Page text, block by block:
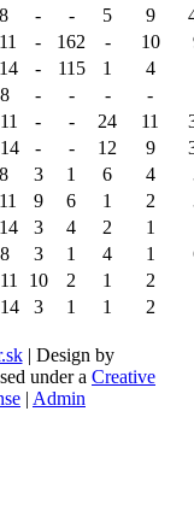
- - 5 9
- 162 - 10
- 115 1
4
- - -
-
- - 24 11
- - 12 9
3 1 6 4
9 6 1 2
3 4 2 1
3 1 4 1
10 2 1 2
3 1 1 2
| Design by
under a Creative
| Admin